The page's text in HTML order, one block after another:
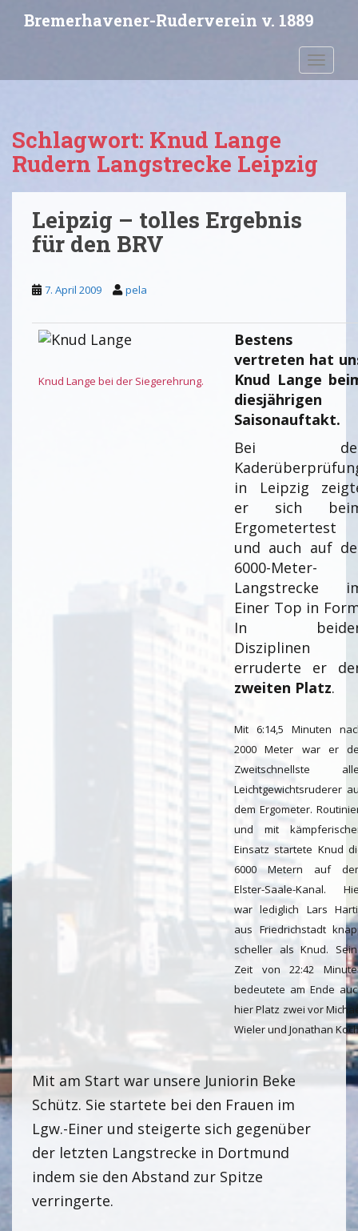
t
Bremerhavener-Ruderverein v. 1889
Toggle
Schlagwort: Knud Lange
Rudern Langstrecke Leipzig
Leipzig – tolles Ergebnis
für den BRV
7. April 2009 pela
Knud Lange bei der Siegerehrung.
Bestens
vertreten hat
Knud Lange
diesjährigen
Saisonauftakt.
Bei
in Leipzig
er sich
Ergometertest
und auch auf
6000-Meter-
Langstrecke
Einer Top in
In
Disziplinen
erruderte er
zweiten Platz.
Mit 6:14,5 Minuten
2000 Meter war er
Zweitschnellste
Leichtgewichtsruderer
dem Ergometer.
und mit
Einsatz startete Knud
6000 Metern auf
Elster-Saale-Kanal.
war lediglich Lars
aus Friedrichstadt
scheller als Knud.
Zeit von 22:42
bedeutete am Ende
hier Platz zwei vor
Wieler und Jonathan
Mit am Start war unsere Juniorin Beke
Schütz. Sie startete bei den Frauen im
Lgw.-Einer und steigerte sich gegenüber
der letzten Langstrecke in Dortmund
indem sie den Abstand zur Spitze
verringerte.